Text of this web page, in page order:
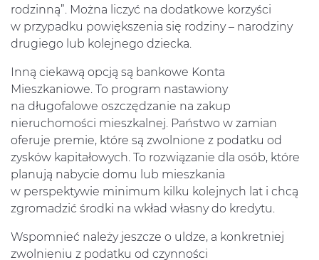
rodzinną”. Można liczyć na dodatkowe korzyści
w przypadku powiększenia się rodziny – narodziny
drugiego lub kolejnego dziecka.
Inną ciekawą opcją są bankowe Konta
Mieszkaniowe. To program nastawiony
na długofalowe oszczędzanie na zakup
nieruchomości mieszkalnej. Państwo w zamian
oferuje premie, które są zwolnione z podatku od
zysków kapitałowych. To rozwiązanie dla osób, które
planują nabycie domu lub mieszkania
w perspektywie minimum kilku kolejnych lat i chcą
zgromadzić środki na wkład własny do kredytu.
Wspomnieć należy jeszcze o uldze, a konkretniej
zwolnieniu z podatku od czynności